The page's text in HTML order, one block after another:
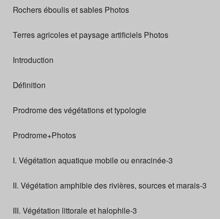
Rochers éboulis et sables Photos
Terres agricoles et paysage artificiels Photos
Introduction
Définition
Prodrome des végétations et typologie
Prodrome+Photos
I. Végétation aquatique mobile ou enracinée-3
II. Végétation amphibie des rivières, sources et marais-3
III. Végétation littorale et halophile-3